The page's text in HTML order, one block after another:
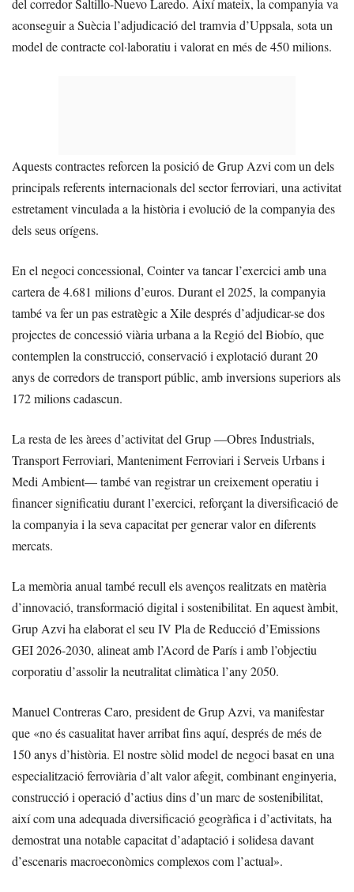
del corredor Saltillo-Nuevo Laredo. Així mateix, la companyia va
aconseguir a Suècia l’adjudicació del tramvia d’Uppsala, sota un
model de contracte col·laboratiu i valorat en més de 450 milions.
Aquests contractes reforcen la posició de Grup Azvi com un dels
principals referents internacionals del sector ferroviari, una activitat
estretament vinculada a la història i evolució de la companyia des
dels seus orígens.
En el negoci concessional, Cointer va tancar l’exercici amb una
cartera de 4.681 milions d’euros. Durant el 2025, la companyia
també va fer un pas estratègic a Xile després d’adjudicar-se dos
projectes de concessió viària urbana a la Regió del Biobío, que
contemplen la construcció, conservació i explotació durant 20
anys de corredors de transport públic, amb inversions superiors als
172 milions cadascun.
La resta de les àrees d’activitat del Grup —Obres Industrials,
Transport Ferroviari, Manteniment Ferroviari i Serveis Urbans i
Medi Ambient— també van registrar un creixement operatiu i
financer significatiu durant l’exercici, reforçant la diversificació de
la companyia i la seva capacitat per generar valor en diferents
mercats.
La memòria anual també recull els avenços realitzats en matèria
d’innovació, transformació digital i sostenibilitat. En aquest àmbit,
Grup Azvi ha elaborat el seu IV Pla de Reducció d’Emissions
GEI 2026-2030, alineat amb l’Acord de París i amb l’objectiu
corporatiu d’assolir la neutralitat climàtica l’any 2050.
Manuel Contreras Caro, president de Grup Azvi, va manifestar
que «no és casualitat haver arribat fins aquí, després de més de
150 anys d’història. El nostre sòlid model de negoci basat en una
especialització ferroviària d’alt valor afegit, combinant enginyeria,
construcció i operació d’actius dins d’un marc de sostenibilitat,
així com una adequada diversificació geogràfica i d’activitats, ha
demostrat una notable capacitat d’adaptació i solidesa davant
d’escenaris macroeconòmics complexos com l’actual».